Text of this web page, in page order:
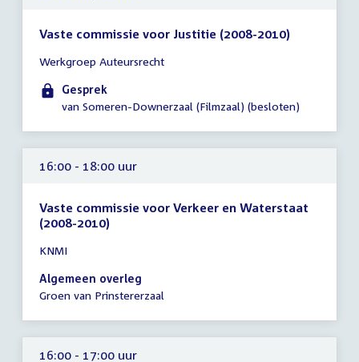
Vaste commissie voor Justitie (2008-2010)
vergadering
16:00
-
uur
Werkgroep Auteursrecht
Gesprek
van Someren-Downerzaal (Filmzaal) (besloten)
16:00 - 18:00 uur
Vaste commissie voor Verkeer en Waterstaat
(2008-2010)
vergadering
16:00
-
uur
KNMI
Algemeen overleg
Groen van Prinstererzaal
16:00 - 17:00 uur